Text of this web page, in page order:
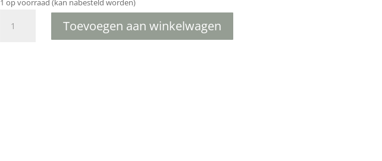
1 op voorraad (kan nabesteld worden)
Toevoegen aan winkelwagen